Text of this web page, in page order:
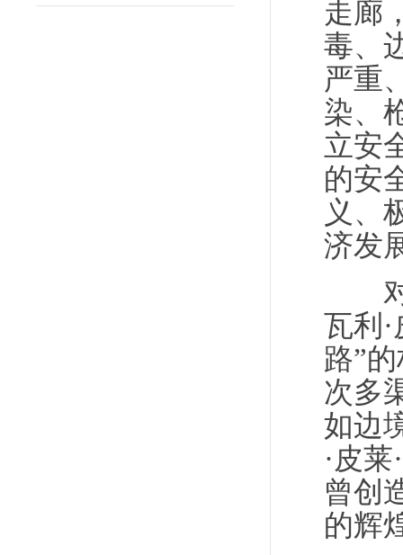
走廊
毒、
严重
染、
立安
的安
义、
济发
对
瓦利
路”
次多
如边
·皮
曾创
的辉